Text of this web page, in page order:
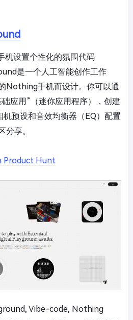
设置个性化的氛围代码
是一个人工智能创作工作
Nothing手机而设计。你可以通
应用”（迷你应用程序），创建
预设和音效均衡器（EQ）配置
分享。
Product Hunt
Vibe-code, Nothing